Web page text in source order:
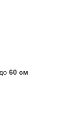
60 см